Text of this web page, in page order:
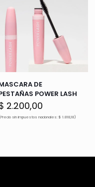
DE
POWER LASH
2.200,00
sin impuestos nacionales: $ 1.818,18)